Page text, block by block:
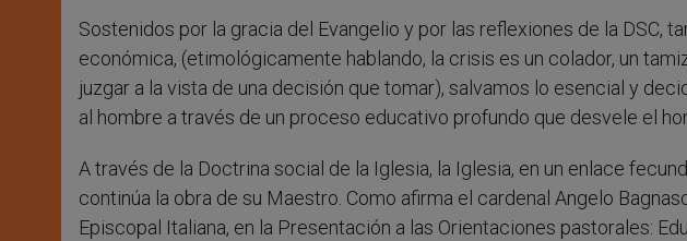
Sostenidos por la gracia del Evangelio y por las reflexiones de la DSC,
económica, (etimológicamente hablando, la crisis es un colador, un
juzgar a la vista de una decisión que tomar), salvamos lo esencial y
al hombre a través de un proceso educativo profundo que desvele el
A través de la Doctrina social de la Iglesia, la Iglesia, en un enlace
continúa la obra de su Maestro. Como afirma el cardenal Angelo
Episcopal Italiana, en la Presentación a las Orientaciones pastorales: